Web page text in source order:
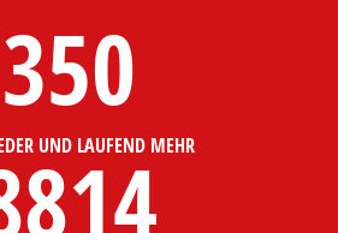
350
UND LAUFEND MEHR